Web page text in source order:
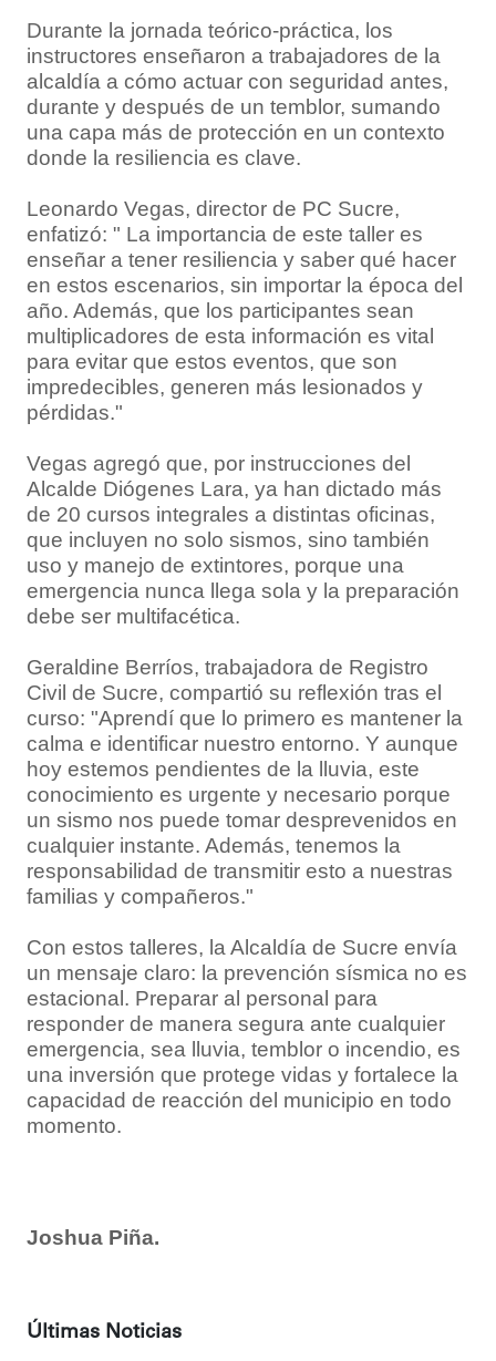
Durante la jornada teórico-práctica, los
instructores enseñaron a trabajadores de la
alcaldía a cómo actuar con seguridad antes,
durante y después de un temblor, sumando
una capa más de protección en un contexto
donde la resiliencia es clave.
Leonardo Vegas, director de PC Sucre,
enfatizó: " La importancia de este taller es
enseñar a tener resiliencia y saber qué hacer
en estos escenarios, sin importar la época del
año. Además, que los participantes sean
multiplicadores de esta información es vital
para evitar que estos eventos, que son
impredecibles, generen más lesionados y
pérdidas."
Vegas agregó que, por instrucciones del
Alcalde Diógenes Lara, ya han dictado más
de 20 cursos integrales a distintas oficinas,
que incluyen no solo sismos, sino también
uso y manejo de extintores, porque una
emergencia nunca llega sola y la preparación
debe ser multifacética.
Geraldine Berríos, trabajadora de Registro
Civil de Sucre, compartió su reflexión tras el
curso: "Aprendí que lo primero es mantener la
calma e identificar nuestro entorno. Y aunque
hoy estemos pendientes de la lluvia, este
conocimiento es urgente y necesario porque
un sismo nos puede tomar desprevenidos en
cualquier instante. Además, tenemos la
responsabilidad de transmitir esto a nuestras
familias y compañeros."
Con estos talleres, la Alcaldía de Sucre envía
un mensaje claro: la prevención sísmica no es
estacional. Preparar al personal para
responder de manera segura ante cualquier
emergencia, sea lluvia, temblor o incendio, es
una inversión que protege vidas y fortalece la
capacidad de reacción del municipio en todo
momento.
Joshua Piña.
Últimas Noticias